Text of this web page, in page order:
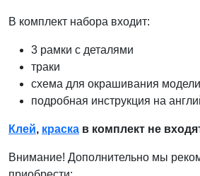
В комплект набора входит:
3 рамки с деталями
траки
схема для окрашивания модели
подробная инструкция на
Клей, краска в комплект не
Внимание! Дополнительно мы